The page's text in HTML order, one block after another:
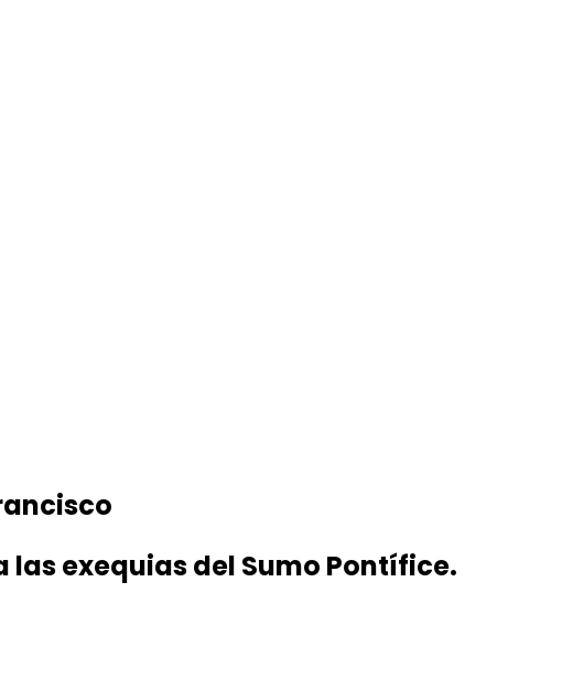
exequias del Sumo Pontífice.